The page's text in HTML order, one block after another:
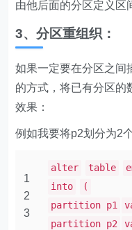
由他后面的分区定义区
3、分区重组织：
如果一定要在分区之间
的方式，将已有分区的
效果：
例如我要将p2划分为2
1
2
3
alter table
into
(
partition p1
partition p2